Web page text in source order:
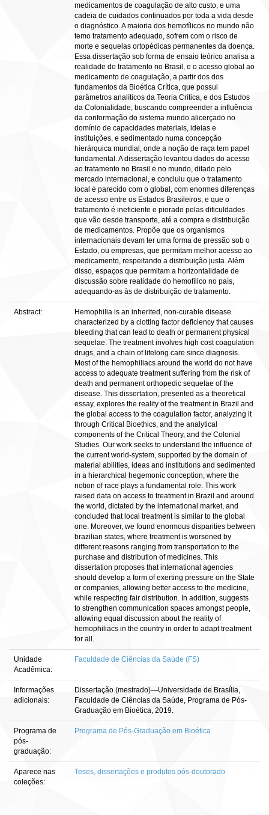
medicamentos de coagulação de alto custo, e uma
cadeia de cuidados continuados por toda a vida desde
o diagnóstico. A maioria dos hemofílicos no mundo não
temo tratamento adequado, sofrem com o risco de
morte e sequelas ortopédicas permanentes da doença.
Essa dissertação sob forma de ensaio teórico analisa a
realidade do tratamento no Brasil, e o acesso global ao
medicamento de coagulação, a partir dos dos
fundamentos da Bioética Crítica, que possui
parâmetros analíticos da Teoria Crítica, e dos Estudos
da Colonialidade, buscando compreender a influência
da conformação do sistema mundo alicerçado no
domínio de capacidades materiais, ideias e
instituições, e sedimentado numa concepção
hierárquica mundial, onde a noção de raça tem papel
fundamental. A dissertação levantou dados do acesso
ao tratamento no Brasil e no mundo, ditado pelo
mercado internacional, e concluiu que o tratamento
local é parecido com o global, com enormes diferenças
de acesso entre os Estados Brasileiros, e que o
tratamento é ineficiente e piorado pelas dificuldades
que vão desde transporte, até a compra e distribuição
de medicamentos. Propõe que os organismos
internacionais devam ter uma forma de pressão sob o
Estado, ou empresas, que permitam melhor acesso ao
medicamento, respeitando a distribuição justa. Além
disso, espaços que permitam a horizontalidade de
discussão sobre realidade do hemofílico no país,
adequando-as às de distribuição de tratamento.
Abstract:
Hemophilia is an inherited, non-curable disease
characterized by a clotting factor deficiency that causes
bleeding that can lead to death or permanent physical
sequelae. The treatment involves high cost coagulation
drugs, and a chain of lifelong care since diagnosis.
Most of the hemophiliacs around the world do not have
access to adequate treatment suffering from the risk of
death and permanent orthopedic sequelae of the
disease. This dissertation, presented as a theoretical
essay, explores the reality of the treatment in Brazil and
the global access to the coagulation factor, analyzing it
through Critical Bioethics, and the analytical
components of the Critical Theory, and the Colonial
Studies. Our work seeks to understand the influence of
the current world-system, supported by the domain of
material abilities, ideas and institutions and sedimented
in a hierarchical hegemonic conception, where the
notion of race plays a fundamental role. This work
raised data on access to treatment in Brazil and around
the world, dictated by the international market, and
concluded that local treatment is similar to the global
one. Moreover, we found enormous disparities between
brazilian states, where treatment is worsened by
different reasons ranging from transportation to the
purchase and distribution of medicines. This
dissertation proposes that international agencies
should develop a form of exerting pressure on the State
or companies, allowing better access to the medicine,
while respecting fair distribution. In addition, suggests
to strengthen communication spaces amongst people,
allowing equal discussion about the reality of
hemophiliacs in the country in order to adapt treatment
for all.
Unidade
Acadêmica:
Faculdade de Ciências da Saúde (FS)
Informações
adicionais:
Dissertação (mestrado)—Universidade de Brasília,
Faculdade de Ciências da Saúde, Programa de Pós-
Graduação em Bioética, 2019.
Programa de
pós-
graduação:
Programa de Pós-Graduação em Bioética
Aparece nas
coleções:
Teses, dissertações e produtos pós-doutorado